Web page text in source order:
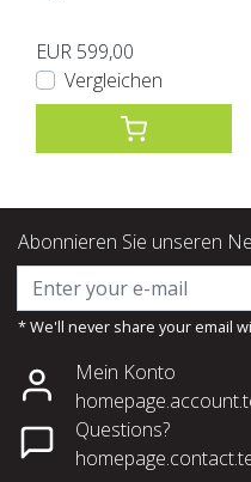
EUR 599,00
Vergleichen
Abonnieren Sie unseren
* We'll never share your email
Mein Konto
Questions?